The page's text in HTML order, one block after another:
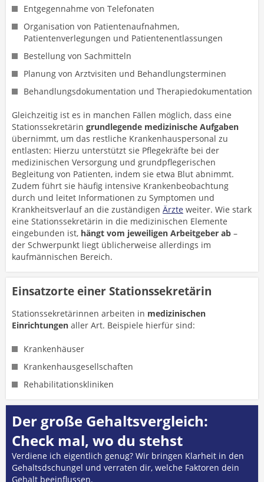
Entgegennahme von Telefonaten
Organisation von Patientenaufnahmen,
Patientenverlegungen und Patientenentlassungen
Bestellung von Sachmitteln
Planung von Arztvisiten und Behandlungsterminen
Behandlungsdokumentation und Therapiedokumentation
Gleichzeitig ist es in manchen Fällen möglich, dass eine
Stationssekretärin grundlegende medizinische Aufgaben
übernimmt, um das restliche Krankenhauspersonal zu
entlasten: Hierzu unterstützt sie Pflegekräfte bei der
medizinischen Versorgung und grundpflegerischen
Begleitung von Patienten, indem sie etwa Blut abnimmt.
Zudem führt sie häufig intensive Krankenbeobachtung
durch und leitet Informationen zu Symptomen und
Krankheitsverlauf an die zuständigen Ärzte weiter. Wie stark
eine Stationssekretärin in die medizinischen Elemente
eingebunden ist, hängt vom jeweiligen Arbeitgeber ab –
der Schwerpunkt liegt üblicherweise allerdings im
kaufmännischen Bereich.
Einsatzorte einer Stationssekretärin
Stationssekretärinnen arbeiten in medizinischen
Einrichtungen aller Art. Beispiele hierfür sind:
Krankenhäuser
Krankenhausgesellschaften
Rehabilitationskliniken
Der große Gehaltsvergleich:
Check mal, wo du stehst
Verdiene ich eigentlich genug? Wir bringen Klarheit in den
Gehaltsdschungel und verraten dir, welche Faktoren dein
Gehalt beeinflussen.